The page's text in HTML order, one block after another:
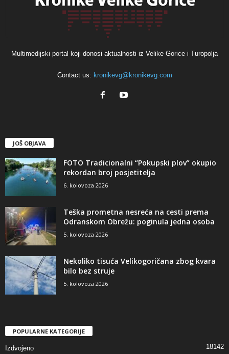
Multimedijski portal koji donosi aktualnosti iz Velike Gorice i Turopolja
Contact us: kronikevg@kronikevg.com
JOŠ OBJAVA
FOTO Tradicionalni “Pokupski plov” okupio
rekordan broj posjetitelja
6. kolovoza 2026
Teška prometna nesreća na cesti prema
Odranskom Obrežu: poginula jedna osoba
5. kolovoza 2026
Nekoliko tisuća Velikogoričana zbog kvara
bilo bez struje
5. kolovoza 2026
POPULARNE KATEGORIJE
Izdvojeno 18142